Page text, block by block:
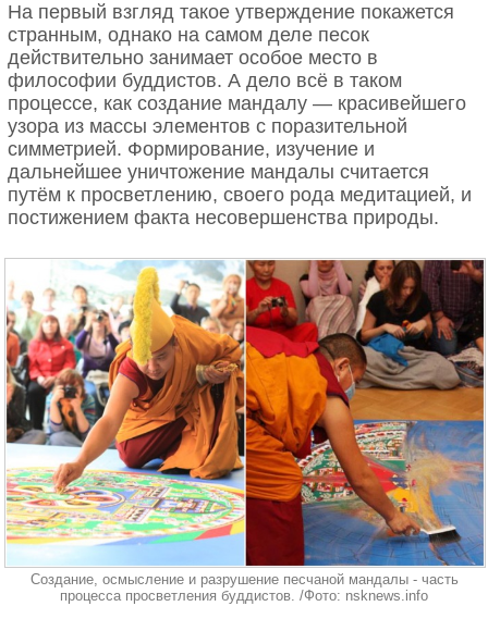
На первый взгляд такое утверждение покажется
странным, однако на самом деле песок
действительно занимает особое место в
философии буддистов. А дело всё в таком
процессе, как создание мандалу — красивейшего
узора из массы элементов с поразительной
симметрией. Формирование, изучение и
дальнейшее уничтожение мандалы считается
путём к просветлению, своего рода медитацией, и
постижением факта несовершенства природы.
Создание, осмысление и разрушение песчаной мандалы - часть
процесса просветления буддистов. /Фото: nsknews.info